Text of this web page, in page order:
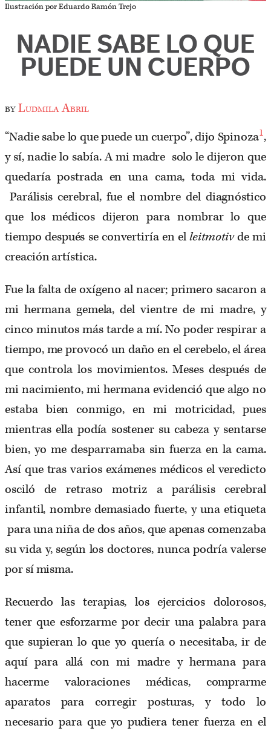
Ilustración por Eduardo Ramón Trejo
NADIE SABE LO QUE
PUEDE UN CUERPO
byLudmila Abril
“Nadie sabe lo que puede un cuerpo”, dijo Spinoza1,
y sí, nadie lo sabía. A mi madre solo le dijeron que
quedaría postrada en una cama, toda mi vida.
Parálisis cerebral, fue el nombre del diagnóstico
que los médicos dijeron para nombrar lo que
tiempo después se convertiría en elleitmotivde mi
creación artística.
Fue la falta de oxígeno al nacer; primero sacaron a
mi hermana gemela, del vientre de mi madre, y
cinco minutos más tarde a mí. No poder respirar a
tiempo, me provocó un daño en el cerebelo, el área
que controla los movimientos. Meses después de
mi nacimiento, mi hermana evidenció que algo no
estaba bien conmigo, en mi motricidad, pues
mientras ella podía sostener su cabeza y sentarse
bien, yo me desparramaba sin fuerza en la cama.
Así que tras varios exámenes médicos el veredicto
osciló de retraso motriz a parálisis cerebral
infantil, nombre demasiado fuerte, y una etiqueta
para una niña de dos años, que apenas comenzaba
su vida y, según los doctores, nunca podría valerse
por sí misma.
Recuerdo las terapias, los ejercicios dolorosos,
tener que esforzarme por decir una palabra para
que supieran lo que yo quería o necesitaba, ir de
aquí para allá con mi madre y hermana para
hacerme valoraciones médicas, comprarme
aparatos para corregir posturas, y todo lo
necesario para que yo pudiera tener fuerza en el